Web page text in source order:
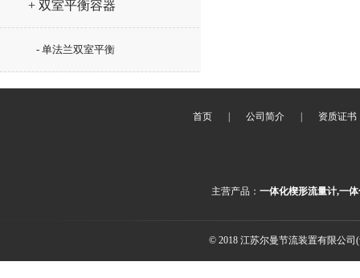
+ 双室平衡容器
- 单法兰双室平衡
首页 公司简介 资质证书
主营产品：一体化楔形流量计,一
© 2018 江苏尔曼节流装置有限公司